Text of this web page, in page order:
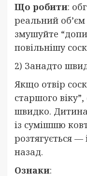
Що робити:
реальний
змушуйте
повільнішу
2) Занадто
Якщо отвір
старшого
швидко.
із сумішшю
розтягується —
назад.
Ознаки: